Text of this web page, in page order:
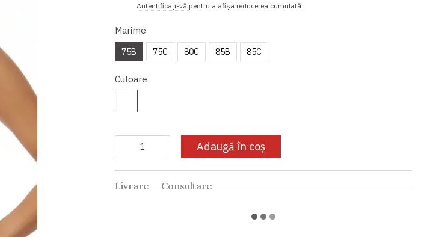
Autentificați-vă pentru a afișa reducerea cumulată
Marime
75B 75C 80C 85B 85C
Culoare
Adaugă în coș
Livrare Consultare